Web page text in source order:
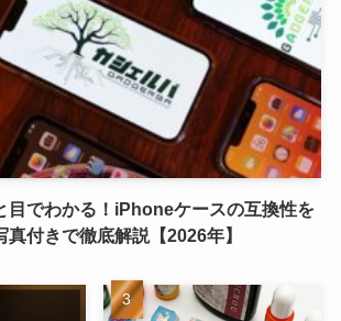
目でわかる！iPhoneケースの互換性を
付きで徹底解説【2026年】